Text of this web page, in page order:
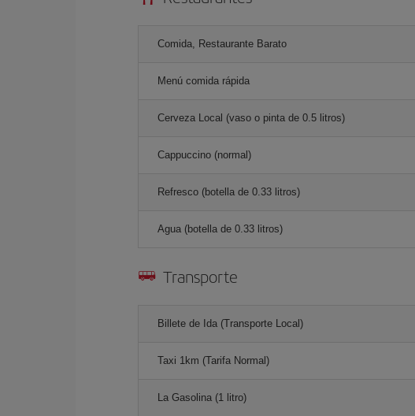
Comida, Restaurante Barato
Menú comida rápida
Cerveza Local (vaso o pinta de 0.5 litros)
Cappuccino (normal)
Refresco (botella de 0.33 litros)
Agua (botella de 0.33 litros)
Transporte
Billete de Ida (Transporte Local)
Taxi 1km (Tarifa Normal)
La Gasolina (1 litro)